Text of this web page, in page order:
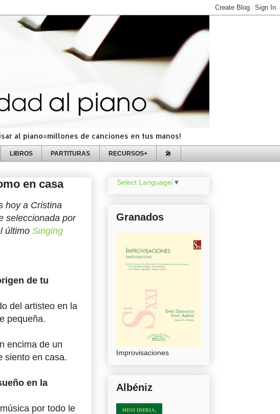
al piano=millones de canciones en tus manos!
LIBROS PARTITURAS RECURSOS+ 🎤
en casa
hoy a Cristina
seleccionada por
último Singing
de tu
del artisteo en la
pequeña.
encima de un
siento en casa.
en la
por todo le
Select Language ▼
Granados
Improvisaciones
Albéniz